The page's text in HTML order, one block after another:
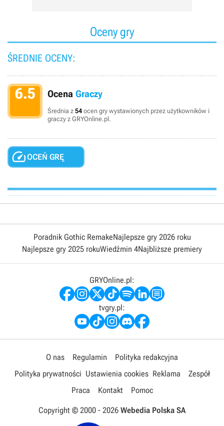
Oceny gry
ŚREDNIE OCENY:
6.5 Ocena Graczy
Średnia z 54 ocen gry wystawionych przez użytkowników i
graczy z GRYOnline.pl.
OCEŃ GRĘ
Poradnik Gothic RemakeNajlepsze gry 2026 roku
Najlepsze gry 2025 rokuWiedźmin 4Najbliższe premiery
GRYOnline.pl:
tvgry.pl:
O nas Regulamin
Polityka redakcyjna
Polityka prywatności Ustawienia cookies Reklama
Zespół
Praca
Kontakt Pomoc
Copyright © 2000 - 2026 Webedia Polska SA